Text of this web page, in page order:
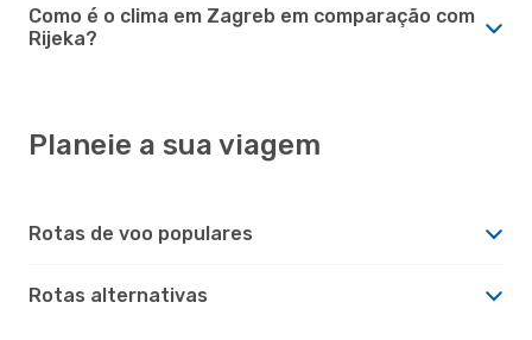
Como é o clima em Zagreb em comparação com
Rijeka?
Planeie a sua viagem
Rotas de voo populares
Rotas alternativas